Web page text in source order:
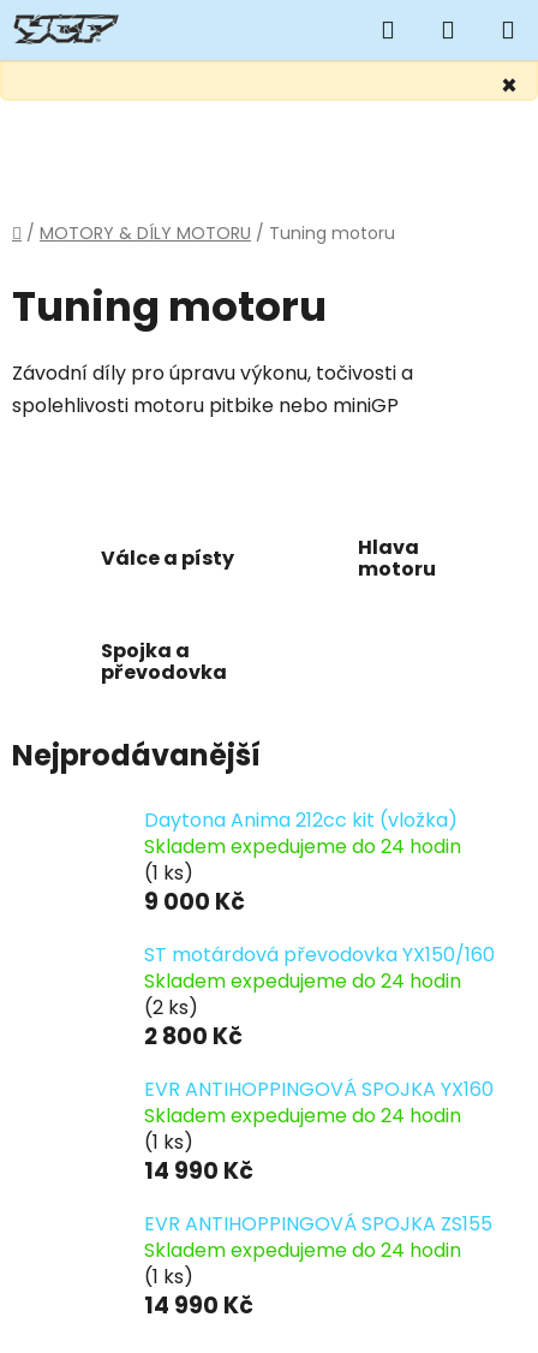
×
Hledat
KOŠÍK
Domů
/ MOTORY & DÍLY MOTORU / Tuning motoru
Tuning motoru
Závodní díly pro úpravu výkonu, točivosti a
spolehlivosti motoru pitbike nebo miniGP
Válce a písty Hlava
motoru
Spojka a
převodovka
Nejprodávanější
Daytona Anima 212cc kit (vložka)
Skladem expedujeme do 24 hodin
(1 ks)
9 000 Kč
ST motárdová převodovka YX150/160
Skladem expedujeme do 24 hodin
(2 ks)
2 800 Kč
EVR ANTIHOPPINGOVÁ SPOJKA YX160
Skladem expedujeme do 24 hodin
(1 ks)
14 990 Kč
EVR ANTIHOPPINGOVÁ SPOJKA ZS155
Skladem expedujeme do 24 hodin
(1 ks)
14 990 Kč